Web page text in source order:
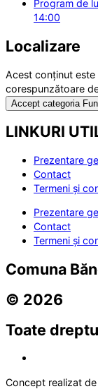
Program de
14:00
Localizare
Acest conținut
corespunzătoare
Accept categoria
LINKURI
Prezentare
Contact
Termeni și
Prezentare
Contact
Termeni și
Comuna
© 2026
Toate
Concept realizat de